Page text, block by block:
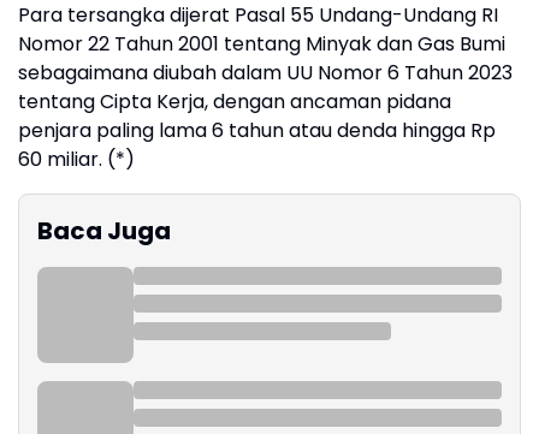
Para tersangka dijerat Pasal 55 Undang-Undang RI
Nomor 22 Tahun 2001 tentang Minyak dan Gas Bumi
sebagaimana diubah dalam UU Nomor 6 Tahun 2023
tentang Cipta Kerja, dengan ancaman pidana
penjara paling lama 6 tahun atau denda hingga Rp
60 miliar. (*)
Baca Juga